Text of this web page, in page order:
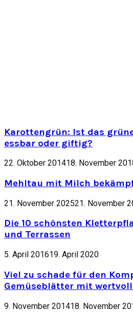
Karottengrün: Ist das
essbar oder giftig?
22. Oktober 201418. November
Mehltau mit Milch
21. November 202521. November
Die 10 schönsten
und Terrassen
5. April 201619. April 2020
Viel zu schade für den
Gemüseblätter mit
9. November 201418. November